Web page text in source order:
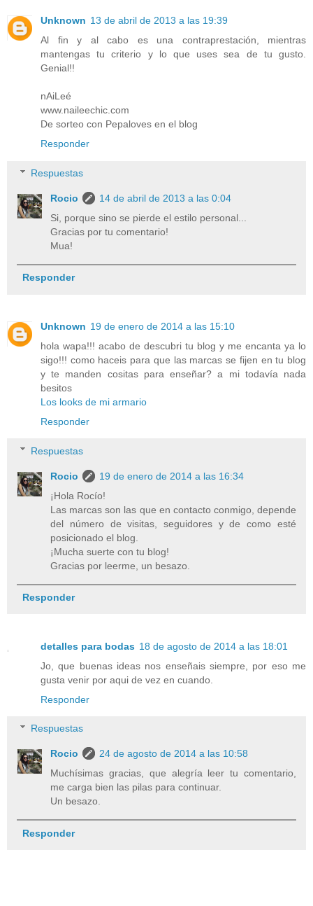
Unknown 13 de abril de 2013 a las 19:39
Al fin y al cabo es una contraprestación, mientras
mantengas tu criterio y lo que uses sea de tu gusto.
Genial!!
nAiLeé
www.naileechic.com
De sorteo con Pepaloves en el blog
Responder
Respuestas
Rocio
14 de abril de 2013 a las 0:04
Si, porque sino se pierde el estilo personal...
Gracias por tu comentario!
Mua!
Responder
Unknown 19 de enero de 2014 a las 15:10
hola wapa!!! acabo de descubri tu blog y me encanta ya lo
sigo!!! como haceis para que las marcas se fijen en tu blog
y te manden cositas para enseñar? a mi todavía nada
besitos
Los looks de mi armario
Responder
Respuestas
Rocio
19 de enero de 2014 a las 16:34
¡Hola Rocío!
Las marcas son las que en contacto conmigo, depende
del número de visitas, seguidores y de como esté
posicionado el blog.
¡Mucha suerte con tu blog!
Gracias por leerme, un besazo.
Responder
detalles para bodas 18 de agosto de 2014 a las 18:01
Jo, que buenas ideas nos enseñais siempre, por eso me
gusta venir por aqui de vez en cuando.
Responder
Respuestas
Rocio
24 de agosto de 2014 a las 10:58
Muchísimas gracias, que alegría leer tu comentario,
me carga bien las pilas para continuar.
Un besazo.
Responder